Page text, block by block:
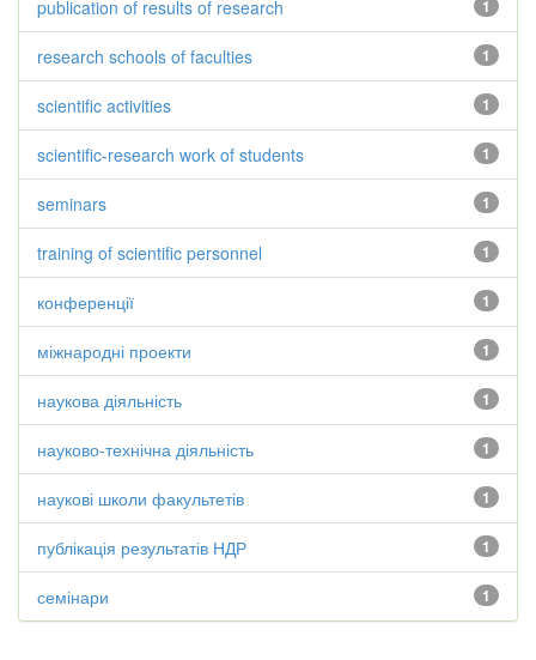
1
publication of results of research
1
research schools of faculties
1
scientific activities
1
scientific-research work of students
1
seminars
1
training of scientific personnel
1
конференції
1
міжнародні проекти
1
наукова діяльність
1
науково-технічна діяльність
1
наукові школи факультетів
1
публікація результатів НДР
1
семінари